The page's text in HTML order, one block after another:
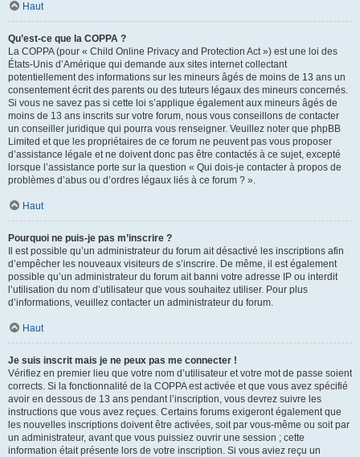
Haut
Qu’est-ce que la COPPA ?
La COPPA (pour « Child Online Privacy and Protection Act ») est une loi des
États-Unis d’Amérique qui demande aux sites internet collectant
potentiellement des informations sur les mineurs âgés de moins de 13 ans un
consentement écrit des parents ou des tuteurs légaux des mineurs concernés.
Si vous ne savez pas si cette loi s’applique également aux mineurs âgés de
moins de 13 ans inscrits sur votre forum, nous vous conseillons de contacter
un conseiller juridique qui pourra vous renseigner. Veuillez noter que phpBB
Limited et que les propriétaires de ce forum ne peuvent pas vous proposer
d’assistance légale et ne doivent donc pas être contactés à ce sujet, excepté
lorsque l’assistance porte sur la question « Qui dois-je contacter à propos de
problèmes d’abus ou d’ordres légaux liés à ce forum ? ».
Haut
Pourquoi ne puis-je pas m’inscrire ?
Il est possible qu’un administrateur du forum ait désactivé les inscriptions afin
d’empêcher les nouveaux visiteurs de s’inscrire. De même, il est également
possible qu’un administrateur du forum ait banni votre adresse IP ou interdit
l’utilisation du nom d’utilisateur que vous souhaitez utiliser. Pour plus
d’informations, veuillez contacter un administrateur du forum.
Haut
Je suis inscrit mais je ne peux pas me connecter !
Vérifiez en premier lieu que votre nom d’utilisateur et votre mot de passe soient
corrects. Si la fonctionnalité de la COPPA est activée et que vous avez spécifié
avoir en dessous de 13 ans pendant l’inscription, vous devrez suivre les
instructions que vous avez reçues. Certains forums exigeront également que
les nouvelles inscriptions doivent être activées, soit par vous-même ou soit par
un administrateur, avant que vous puissiez ouvrir une session ; cette
information était présente lors de votre inscription. Si vous aviez reçu un